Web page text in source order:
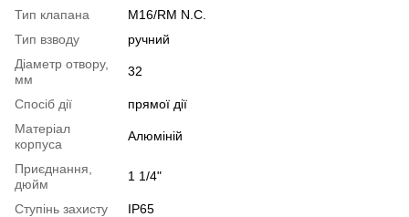
Тип клапана
M16/RM N.C.
Тип взводу
ручний
Діаметр отвору,
мм
32
Спосіб дії
прямої дії
Матеріал
корпуса
Алюміній
Приєднання,
дюйм
1 1/4"
Ступінь захисту
IP65